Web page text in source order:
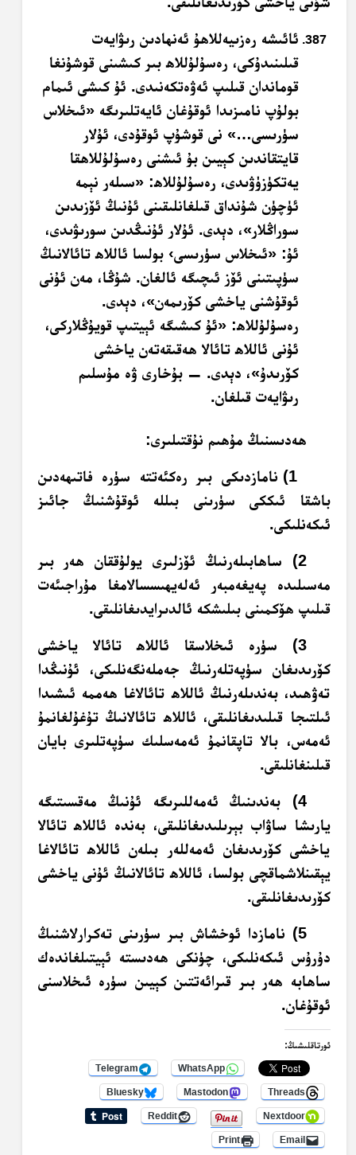
ئائىشە رەزىيەللاھۇ ئەنھادىن رىۋايەت
قىلىنىدۇكى، رەسۇلۇللاھ بىر كىشىنى قوشۇنغا
قوماندان قىلىپ ئەۋەتكەنىدى. ئۇ كىشى ئىمام
بولۇپ نامىزىدا ئوقۇغان ئايەتلىرىگە «ئىخلاس
سۈرىسى…» نى قوشۇپ ئوقۇدى، ئۇلار
قايتقاندىن كېيىن بۇ ئىشنى رەسۇلۇللاھقا
يەتكۈزۈۋىدى، رەسۇلۇللاھ: «سىلەر نېمە
ئۈچۈن شۇنداق قىلغانلىقىنى ئۇنىڭ ئۆزىدىن
سوراڭلار»، دېدى. ئۇلار ئۇنىڭدىن سورىۋىدى،
ئۇ: «ئىخلاس سۈرىسى› بولسا ئاللاھ تائالانىڭ
سۈپىتىنى ئۆز ئىچىگە ئالغان. شۇڭا، مەن ئۇنى
ئوقۇشنى ياخشى كۆرىمەن»، دېدى.
رەسۇلۇللاھ: «ئۇ كىشىگە ئېيتىپ قويۇڭلاركى،
ئۇنى ئاللاھ تائالا ھەقىقەتەن ياخشى
كۆرىدۇ»، دېدى. — بۇخارى ۋە مۇسلىم
رىۋايەت قىلغان.
ھەدىسنىڭ مۇھىم نۇقتىلىرى:
1) نامازدىكى بىر رەكئەتتە سۈرە فاتىھەدىن
باشقا ئىككى سۈرىنى بىللە ئوقۇشنىڭ جائىز
ئىكەنلىكى.
2) ساھابىلەرنىڭ ئۆزلىرى يولۇققان ھەر بىر
مەسىلىدە پەيغەمبەر ئەلەيھىسسالامغا مۇراجىئەت
قىلىپ ھۆكمىنى بىلىشكە ئالدىرايدىغانلىقى.
3) سۈرە ئىخلاسقا ئاللاھ تائالا ياخشى
كۆرىدىغان سۈپەتلەرنىڭ جەملەنگەنلىكى، ئۇنىڭدا
تەۋھىد، بەندىلەرنىڭ ئاللاھ تائالاغا ھەممە ئىشىدا
ئىلتىجا قىلىدىغانلىقى، ئاللاھ تائالانىڭ تۇغۇلغانمۇ
ئەمەس، بالا تاپقانمۇ ئەمەسلىك سۈپەتلىرى بايان
قىلىنغانلىقى.
4) بەندىنىڭ ئەمەللىرىگە ئۇنىڭ مەقسىتىگە
يارىشا ساۋاب بېرىلىدىغانلىقى، بەندە ئاللاھ تائالا
ياخشى كۆرىدىغان ئەمەللەر بىلەن ئاللاھ تائالاغا
يېقىنلاشماقچى بولسا، ئاللاھ تائالانىڭ ئۇنى ياخشى
كۆرىدىغانلىقى.
5) نامازدا ئوخشاش بىر سۈرىنى تەكرارلاشنىڭ
دۇرۇس ئىكەنلىكى، چۈنكى ھەدىستە ئېيتىلغاندەك
ساھابە ھەر بىر قىرائەتتىن كېيىن سۈرە ئىخلاسنى
ئوقۇغان.
ئورتاقلىشىڭ:
WhatsApp
Telegram
Threads
Mastodon
Bluesky
Nextdoor
Reddit
Email
Print